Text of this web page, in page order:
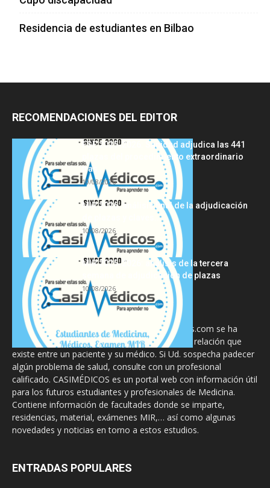
Residencia de estudiantes en Bilbao
RECOMENDACIONES DEL EDITOR
FSE 2025-2026: Sanidad adjudica las 441
plazas del procedimiento extraordinario
tras...
10/08/2026
MIR 2026: análisis final de la adjudicación
de plazas y claves...
10/08/2026
MIR 2025-2026: análisis de la tercera
semana de adjudicación de plazas
10/08/2026
La información proporcionada en CasiMedicos.com se ha
diseñado para complementar, no substituir, la relación que
existe entre un paciente y su médico. Si Ud. sospecha padecer
algún problema de salud, consulte con un profesional
calificado. CASIMÉDICOS es un portal web con información útil
para los futuros estudiantes y profesionales de Medicina.
Contiene información de facultades donde se imparte,
residencias, material, exámenes MIR,… así como algunas
novedades y noticias en torno a estos estudios.
ENTRADAS POPULARES